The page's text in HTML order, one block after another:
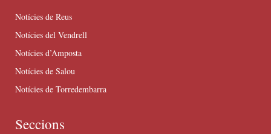
Notícies de Reus
Notícies del Vendrell
Notícies d’Amposta
Notícies de Salou
Notícies de Torredembarra
Seccions